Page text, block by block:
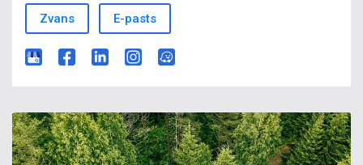
Zvans E-pasts